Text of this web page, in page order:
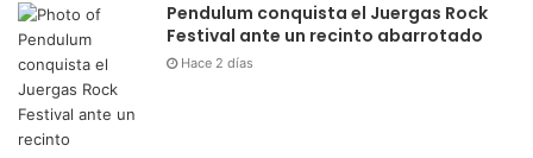
Pendulum conquista el Juergas Rock
Festival ante un recinto abarrotado
Hace 2 días